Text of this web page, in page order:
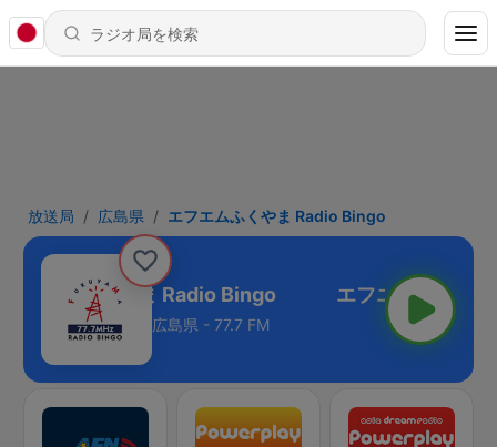
放送局 広島県 エフエムふくやま Radio Bingo
フエムふくやま Radio Bingo
広島県 - 77.7 FM